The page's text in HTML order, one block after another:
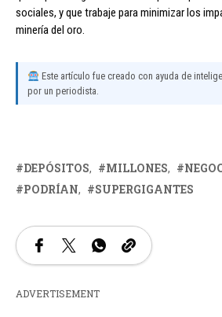
sociales, y que trabaje para minimizar los
minería del oro.
Este artículo fue creado con ayuda de
por un periodista.
DEPÓSITOS MILLONES
PODRÍAN
SUPERGIGANTES
ADVERTISEMENT